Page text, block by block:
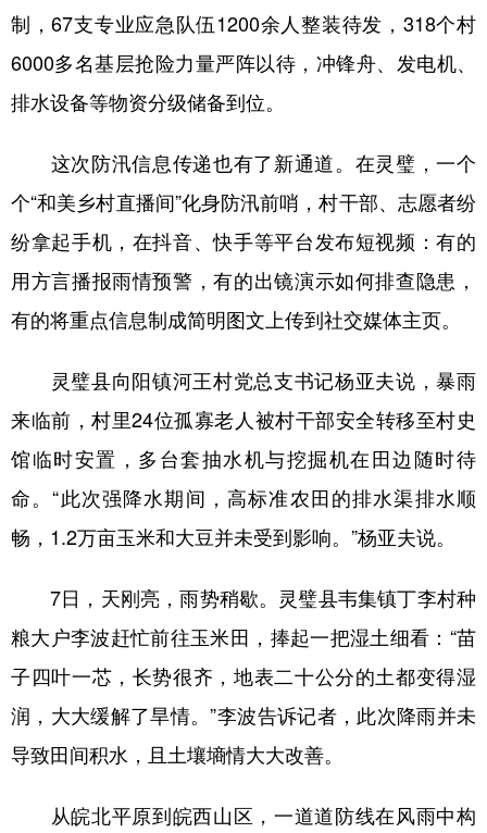
地方频道
北京 天津
浙江 安徽 福建 江西
山东 河南 湖北 湖南
广东 广西 海南 重庆
四川 贵州 云南 西藏
陕西 甘肃 青海 宁夏
新疆 内蒙古 黑龙江
多语种频道
English Español Français عربى
Русский язык 日本語 한국어
Deutsch Português
制，67支专业应急队伍1200余人整装待发，318个村
6000多名基层抢险力量严阵以待，冲锋舟、发电机、
排水设备等物资分级储备到位。
这次防汛信息传递也有了新通道。在灵璧，一个
个“和美乡村直播间”化身防汛前哨，村干部、志愿者纷
纷拿起手机，在抖音、快手等平台发布短视频：有的
用方言播报雨情预警，有的出镜演示如何排查隐患，
有的将重点信息制成简明图文上传到社交媒体主页。
灵璧县向阳镇河王村党总支书记杨亚夫说，暴雨
来临前，村里24位孤寡老人被村干部安全转移至村史
馆临时安置，多台套抽水机与挖掘机在田边随时待
命。“此次强降水期间，高标准农田的排水渠排水顺
畅，1.2万亩玉米和大豆并未受到影响。”杨亚夫说。
7日，天刚亮，雨势稍歇。灵璧县韦集镇丁李村种
粮大户李波赶忙前往玉米田，捧起一把湿土细看：“苗
子四叶一芯，长势很齐，地表二十公分的土都变得湿
润，大大缓解了旱情。”李波告诉记者，此次降雨并未
导致田间积水，且土壤墒情大大改善。
从皖北平原到皖西山区，一道道防线在风雨中构